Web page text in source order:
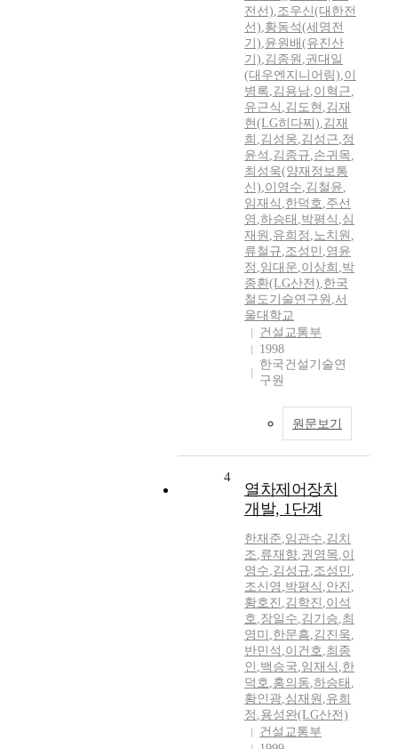
전선),조우신(대한전
선),황동석(세명전
기),윤원배(유진산
기),김종원 ,권대일
(대우엔지니어링),이
병록,김용남,이혁근,
유근식 ,김도현 ,김재
현(LG히다찌),김재
희 ,김성웅,김성근,정
윤석 ,김종규,손귀목,
최성욱(양재정보통
신),이영수,김철윤,
임재식 ,한덕호,주선
영 ,하승태 ,박평식 ,심
재원 ,유희정 ,노치원 ,
류철규,조성민 ,염윤
정 ,임대운,이상희 ,박
종환(LG산전),한국
철도기술연구원 ,서
울대학교
건설교통부
1998
한국건설기술연
구원
원문보기
4
열차제어장치
개발, 1단계
한재준,임관수,김치
조,류재향,권영목,이
영수,김성규,조성민 ,
조신영 ,박평식 ,안진 ,
황호진 ,김학진 ,이석
호,장일수,김기승,최
영미 ,한문흠,김진욱,
반민석 ,이건호,최종
인 ,백승국,임재식 ,한
덕호,홍의동,하승태 ,
황인광,심재원 ,유희
정 ,용성완(LG산전)
건설교통부